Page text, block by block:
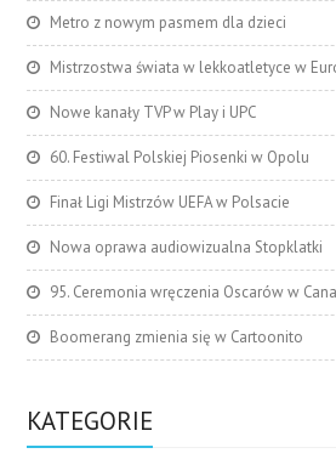
Metro z nowym pasmem dla dzieci
Mistrzostwa świata w lekkoatletyce w
Nowe kanały TVP w Play i UPC
60. Festiwal Polskiej Piosenki w Opolu
Finał Ligi Mistrzów UEFA w Polsacie
Nowa oprawa audiowizualna Stopklatki
95. Ceremonia wręczenia Oscarów w
Boomerang zmienia się w Cartoonito
KATEGORIE